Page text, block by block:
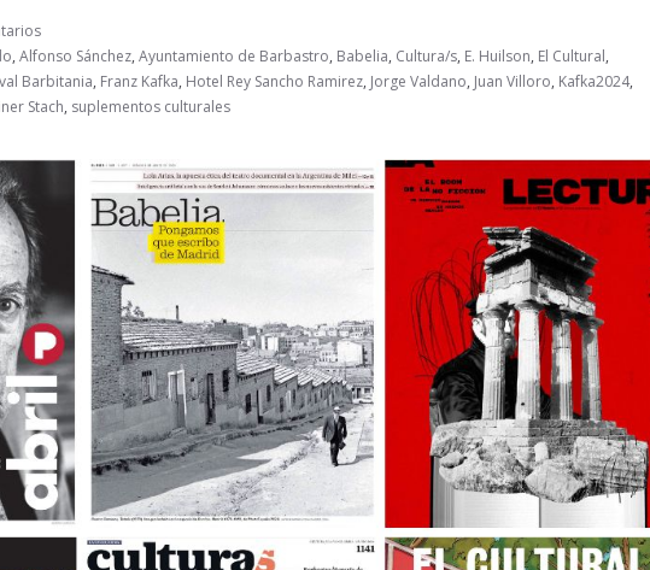
, Alfonso Sánchez, Ayuntamiento de Barbastro, Babelia, Cultura/s, E. Huilson, El Cultural,
Barbitania, Franz Kafka, Hotel Rey Sancho Ramirez, Jorge Valdano, Juan Villoro, Kafka2024,
Stach, suplementos culturales